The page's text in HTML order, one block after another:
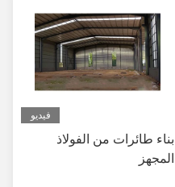
فيديو
بناء طائرات من الفولاذ
المجهز